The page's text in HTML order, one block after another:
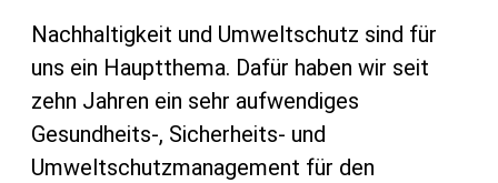
Nachhaltigkeit und Umweltschutz sind für
uns ein Hauptthema. Dafür haben wir seit
zehn Jahren ein sehr aufwendiges
Gesundheits-, Sicherheits- und
Umweltschutzmanagement für den